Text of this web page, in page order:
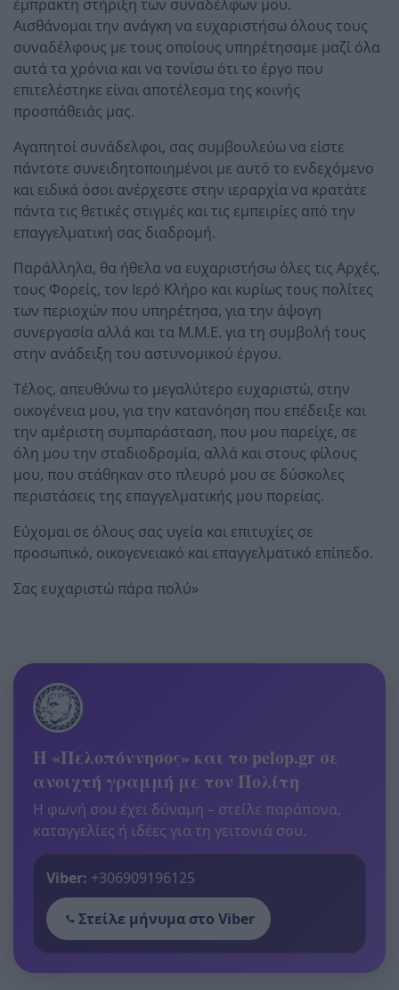
έμπρακτη στήριξη των συναδέλφων μου.
Αισθάνομαι την ανάγκη να ευχαριστήσω όλους τους
συναδέλφους με τους οποίους υπηρέτησαμε μαζί όλα
αυτά τα χρόνια και να τονίσω ότι το έργο που
επιτελέστηκε είναι αποτέλεσμα της κοινής
προσπάθειάς μας.
Αγαπητοί συνάδελφοι, σας συμβουλεύω να είστε
πάντοτε συνειδητοποιημένοι με αυτό το ενδεχόμενο
και ειδικά όσοι ανέρχεστε στην ιεραρχία να κρατάτε
πάντα τις θετικές στιγμές και τις εμπειρίες από την
επαγγελματική σας διαδρομή.
Παράλληλα, θα ήθελα να ευχαριστήσω όλες τις Αρχές,
τους Φορείς, τον Ιερό Κλήρο και κυρίως τους πολίτες
των περιοχών που υπηρέτησα, για την άψογη
συνεργασία αλλά και τα Μ.Μ.Ε. για τη συμβολή τους
στην ανάδειξη του αστυνομικού έργου.
Τέλος, απευθύνω το μεγαλύτερο ευχαριστώ, στην
οικογένεια μου, για την κατανόηση που επέδειξε και
την αμέριστη συμπαράσταση, που μου παρείχε, σε
όλη μου την σταδιοδρομία, αλλά και στους φίλους
μου, που στάθηκαν στο πλευρό μου σε δύσκολες
περιστάσεις της επαγγελματικής μου πορείας.
Εύχομαι σε όλους σας υγεία και επιτυχίες σε
προσωπικό, οικογενειακό και επαγγελματικό επίπεδο.
Σας ευχαριστώ πάρα πολύ»
Η «Πελοπόννησος» και το pelop.gr σε
ανοιχτή γραμμή με τον Πολίτη
Η φωνή σου έχει δύναμη – στείλε παράπονα,
καταγγελίες ή ιδέες για τη γειτονιά σου.
Viber: +306909196125
Στείλε μήνυμα στο Viber